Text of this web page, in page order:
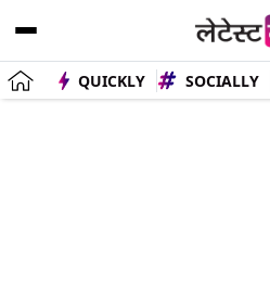
QUICKLY SOCIALLY